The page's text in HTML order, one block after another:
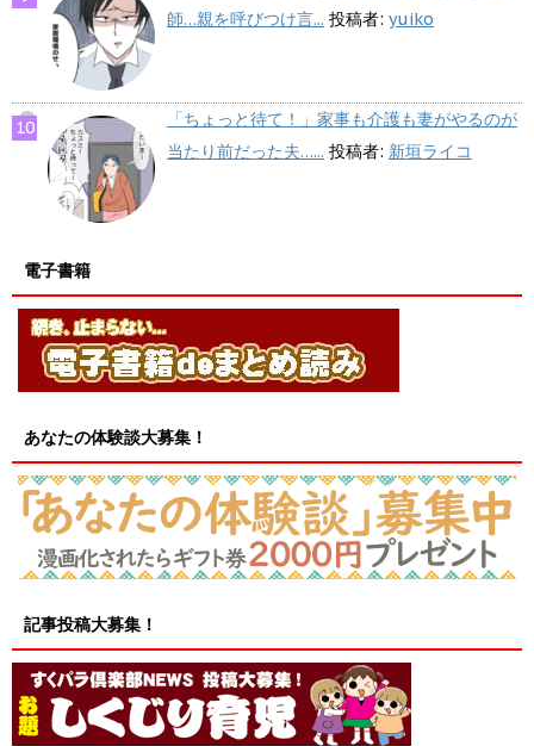
師…親を呼びつけ言... 投稿者: yuiko
「ちょっと待て！」家事も介護も妻がやるのが
当たり前だった夫…... 投稿者: 新垣ライコ
電子書籍
あなたの体験談大募集！
記事投稿大募集！